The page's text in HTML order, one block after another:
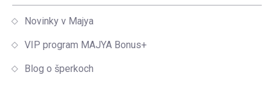
Novinky v Majya
VIP program MAJYA Bonus+
Blog o šperkoch